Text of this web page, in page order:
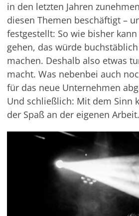
in den letzten Jahren
diesen Themen beschäftigt –
festgestellt: So wie bisher
gehen, das würde
machen. Deshalb also etwas
macht. Was nebenbei auch
für das neue Unternehmen
Und schließlich: Mit dem Sinn
der Spaß an der eigenen Arbeit.